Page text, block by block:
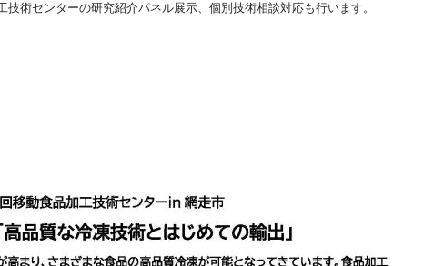
術センターの研究紹介パネル展示、個別技術相談対応も行います。